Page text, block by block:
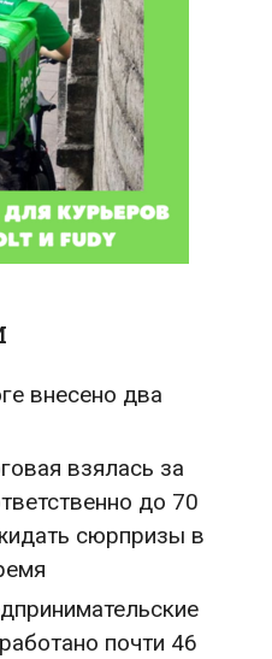
внесено два
взялась за
до 70
сюрпризы в
почти 46